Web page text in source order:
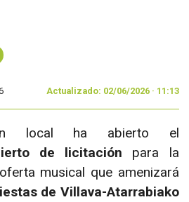
Actualizado: 02/06/2026 · 11:13
local ha abierto el
de licitación para la
musical que amenizará
de Villava-Atarrabiako